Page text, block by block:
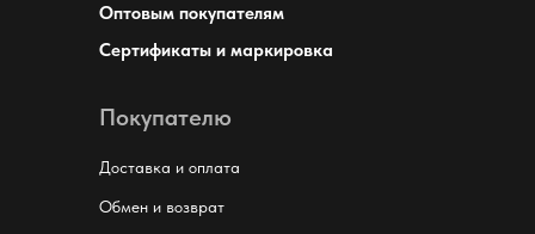
Оптовым покупателям
Покупателю
Доставка и оплата
Обмен и возврат
Сертификаты и маркировка